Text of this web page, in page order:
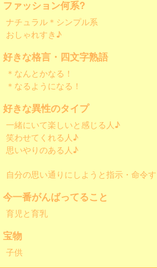
ファッション何系?
ナチュラル＊シンプル系
おしゃれすき♪
好きな格言・四文字熟語
＊なんとかなる！
＊なるようになる！
好きな異性のタイプ
一緒にいて楽しいと感じる人♪
笑わせてくれる人♪
思いやりのある人♪
自分の思い通りにしようと指示・命令
今一番がんばってること
育児と育乳
宝物
子供